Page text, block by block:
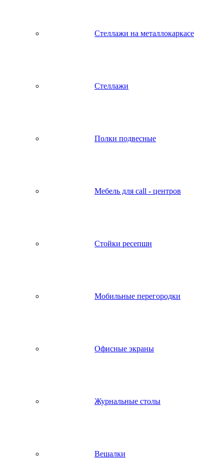
Стеллажи на металлокаркасе
Стеллажи
Полки подвесные
Мебель для call - центров
Стойки ресепшн
Мобильные перегородки
Офисные экраны
Журнальные столы
Вешалки